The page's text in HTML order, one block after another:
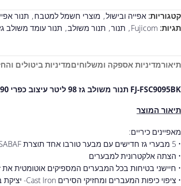
קטגוריות: אפייה ובישול, מוצרי חשמל למטבח, תנור
תגיות: Fujicom
, תנור, תנור משולב, תנור עומד משולב
תיאורמדיניות אספקה ומשלוחיםמדיניות ביטולים
FJ-FSC9095BK תנור משולב גז 98 ליטר עיצוב כפרי 90 ס”מ מבית FUJICOM – שחור מט
תיאור המוצר
מאפיינים כיריים:
• 5 מבערי גז חדישים עם מבער טורבו אחד תוצרת SABAF
• הצתה אלקטרונית למבערים
• חיישני בטיחות בכל המבערים המספיקים אוטומטית
• ציפוי כיפות המעברים ומחזיקי הסירים Cast Iron- יציקת ברזל.